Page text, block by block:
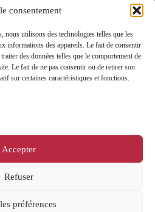
consentement
nous utilisons des technologies telles que les
informations des appareils. Le fait de consentir
des données telles que le comportement de
Le fait de ne pas consentir ou de retirer son
sur certaines caractéristiques et fonctions.
Accepter
Refuser
préférences
| Assurance prêt
| Assurance prêt
| Assurance prêt
Assurance prêt
prêt professionnel
prêt professionnel
innovation
Confidentialité